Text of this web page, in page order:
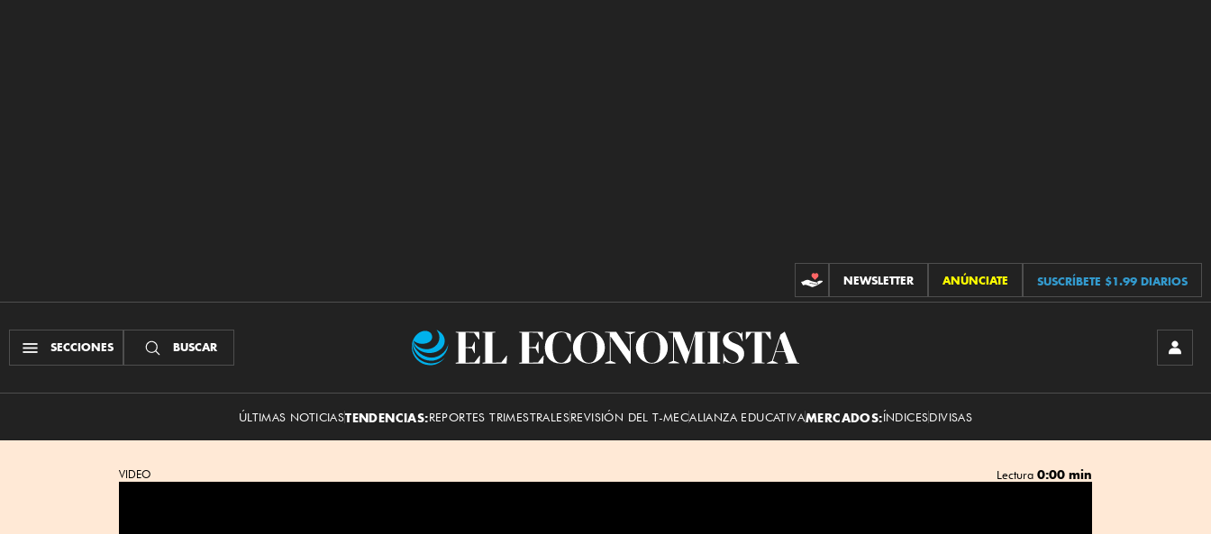
CONTRIBUCIONES
NEWSLETTER ANÚNCIATE SUSCRÍBETE $1.99 DIARIOS
SECCIONES BUSCAR
El
ÚLTIMAS NOTICIASTENDENCIAS:REPORTES TRIMESTRALESREVISIÓN DEL T-MECALIANZA EDUCATIVAMERCADOS:ÍNDICESDIVISAS
VIDEO Lectura 0:00 min